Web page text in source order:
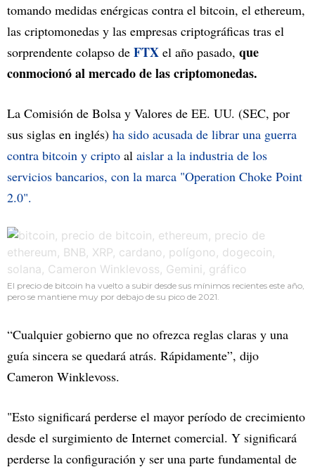
tomando medidas enérgicas contra el bitcoin, el ethereum,
las criptomonedas y las empresas criptográficas tras el
sorprendente colapso de FTX el año pasado, que
conmocionó al mercado de las criptomonedas.
La Comisión de Bolsa y Valores de EE. UU. (SEC, por
sus siglas en inglés) ha sido acusada de librar una guerra
contra bitcoin y cripto al aislar a la industria de los
servicios bancarios, con la marca "Operation Choke Point
2.0".
El precio de bitcoin ha vuelto a subir desde sus mínimos recientes este año,
pero se mantiene muy por debajo de su pico de 2021.
“Cualquier gobierno que no ofrezca reglas claras y una
guía sincera se quedará atrás. Rápidamente”, dijo
Cameron Winklevoss.
"Esto significará perderse el mayor período de crecimiento
desde el surgimiento de Internet comercial. Y significará
perderse la configuración y ser una parte fundamental de